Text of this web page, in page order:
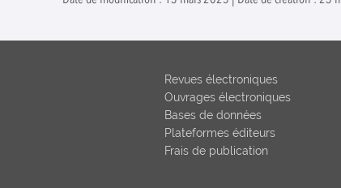
Revues électroniques
Ouvrages électroniques
Bases de données
Plateformes éditeurs
Frais de publication